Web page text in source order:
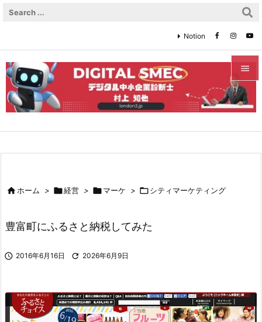


メニュ

Notion
ホーム > 経営 > マーケ > シティマーケティング
豊富町にふるさと納税してみた
 2016年6月16日  2026年6月9日